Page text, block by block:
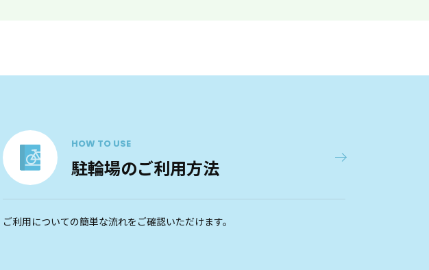
HOW TO USE
駐輪場のご利用方法
ご利用についての簡単な流れをご確認いただけます。